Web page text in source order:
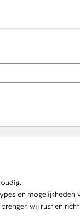
en mogelijkheden
wij rust en